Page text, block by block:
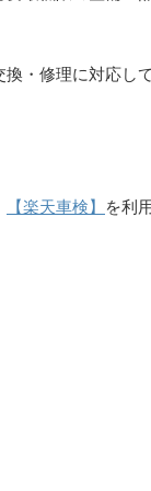
・修理に対応
【楽天車検】 を利